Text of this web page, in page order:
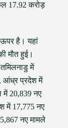
17.92 करोड़
ऊपर है। यहां
मौत हुई।
में
आंध्र प्रदेश में
में 20,839 नए
में 17,775 नए
नए मामले